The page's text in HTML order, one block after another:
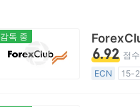
감독 중
6.92 점수
ECN
15-